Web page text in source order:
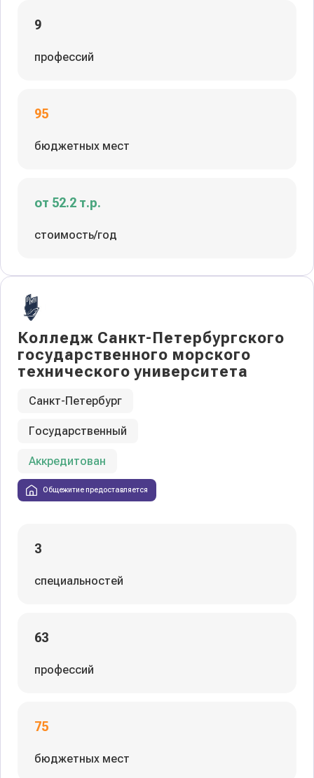
9
профессий
95
бюджетных мест
от 52.2 т.р.
стоимость/год
Колледж Санкт-Петербургского
государственного морского
технического университета
Санкт-Петербург
Государственный
Аккредитован
Общежитие предоставляется
3
специальностей
63
профессий
75
бюджетных мест